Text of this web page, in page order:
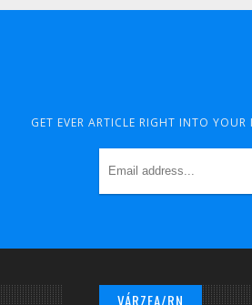
GET EVER ARTICLE RIGHT INTO
VÁRZEA/RN